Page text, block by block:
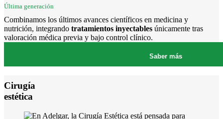
Última generación
Combinamos los últimos avances científicos en medicina y
nutrición, integrando tratamientos inyectables únicamente tras
valoración médica previa y bajo control clínico.
Saber más
Cirugía
estética